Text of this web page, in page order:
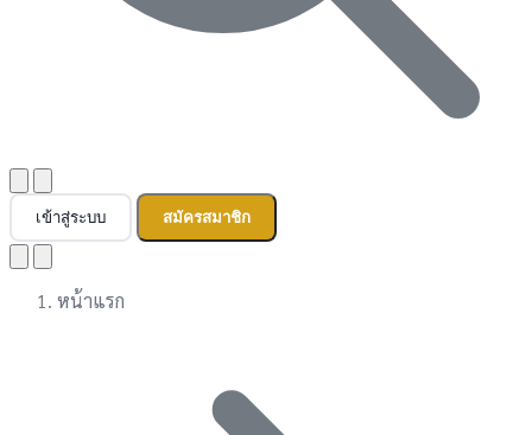
เข้าสู่ระบบ สมัครสมาชิก
หน้าแรก